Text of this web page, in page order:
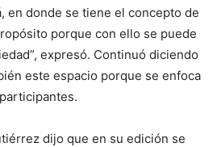
en donde se tiene el concepto de
porque con ello se puede
expresó. Continuó diciendo
este espacio porque se enfoca
dijo que en su edición se